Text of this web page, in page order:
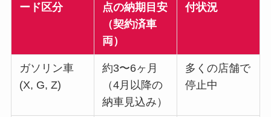
ード区分
点の納期目安
（契約済車
両）
付状況
ガソリン車
(X, G, Z)
約3〜6ヶ月
（4月以降の
納車見込み）
多くの店舗で
停止中